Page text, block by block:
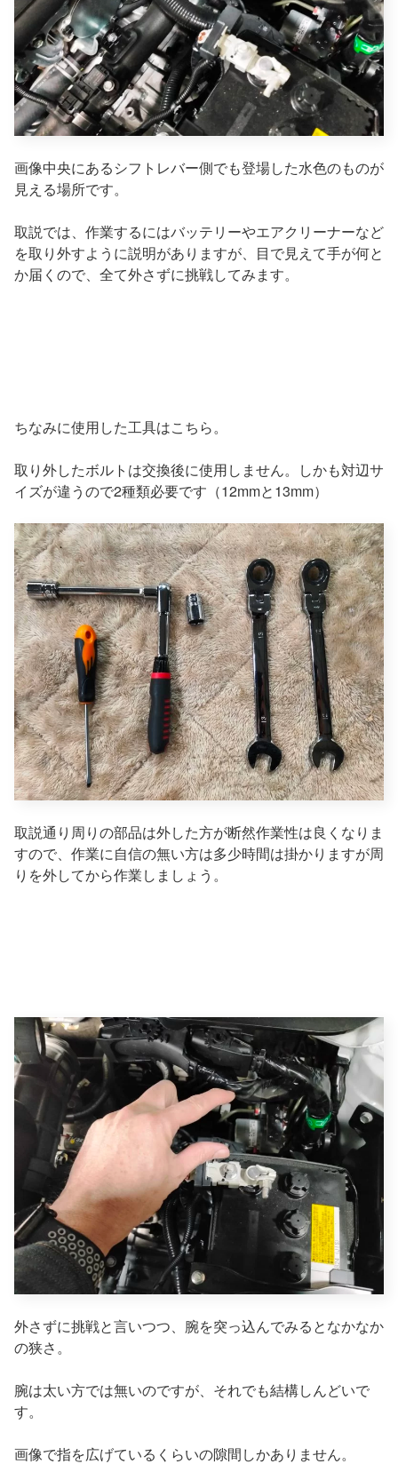
画像中央にあるシフトレバー側でも登場した水色のものが
見える場所です。
取説では、作業するにはバッテリーやエアクリーナーなど
を取り外すように説明がありますが、目で見えて手が何と
か届くので、全て外さずに挑戦してみます。
ちなみに使用した工具はこちら。
取り外したボルトは交換後に使用しません。しかも対辺サ
イズが違うので2種類必要です（12mmと13mm）
取説通り周りの部品は外した方が断然作業性は良くなりま
すので、作業に自信の無い方は多少時間は掛かりますが周
りを外してから作業しましょう。
外さずに挑戦と言いつつ、腕を突っ込んでみるとなかなか
の狭さ。
腕は太い方では無いのですが、それでも結構しんどいで
す。
画像で指を広げているくらいの隙間しかありません。